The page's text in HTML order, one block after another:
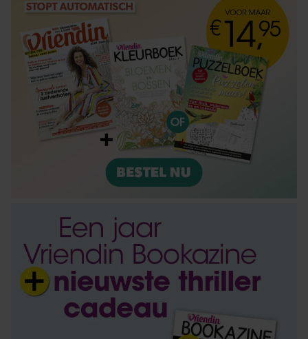
partners voor social media, adverteren en analyse. Deze
partners kunnen deze gegevens combineren met andere
informatie die u aan ze heeft verstrekt of die ze hebben
verzameld op basis van uw gebruik van hun services. U
gaat akkoord met onze cookies als u onze website blijft
gebruiken.